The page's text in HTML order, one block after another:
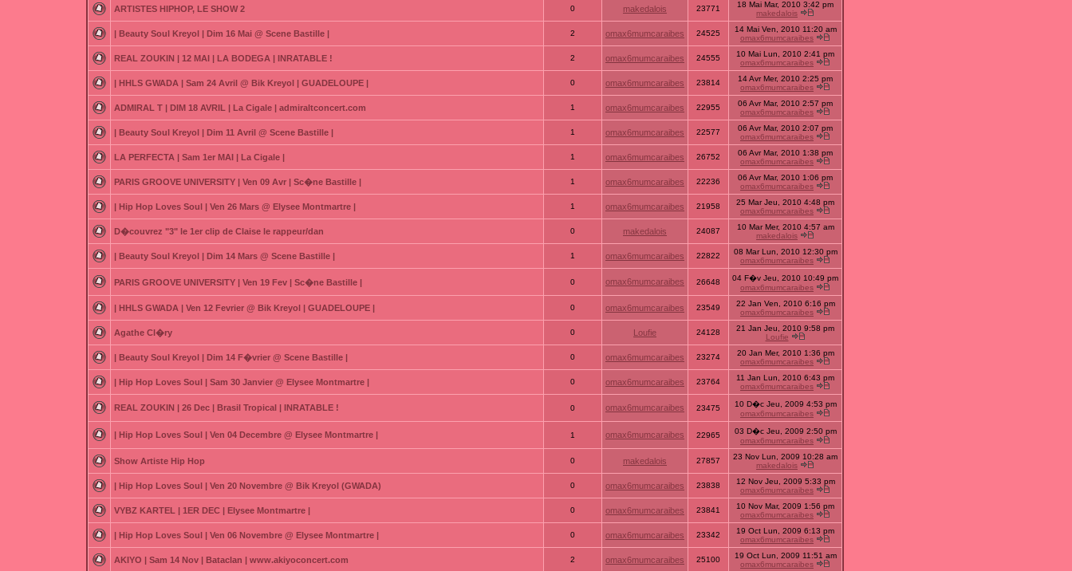
ARTISTES HIPHOP, LE SHOW 2 0 makedalois 23771
18 Mai Mar, 2010 3:42 pm
makedalois
| Beauty Soul Kreyol | Dim 16 Mai @ Scene Bastille | 2 omax6mumcaraibes 24525
14 Mai Ven, 2010 11:20 am
omax6mumcaraibes
REAL ZOUKIN | 12 MAI | LA BODEGA | INRATABLE ! 2 omax6mumcaraibes 24555
10 Mai Lun, 2010 2:41 pm
omax6mumcaraibes
| HHLS GWADA | Sam 24 Avril @ Bik Kreyol | GUADELOUPE | 0 omax6mumcaraibes 23814
14 Avr Mer, 2010 2:25 pm
omax6mumcaraibes
ADMIRAL T | DIM 18 AVRIL | La Cigale | admiraltconcert.com 1 omax6mumcaraibes 22955
06 Avr Mar, 2010 2:57 pm
omax6mumcaraibes
| Beauty Soul Kreyol | Dim 11 Avril @ Scene Bastille | 1 omax6mumcaraibes 22577
06 Avr Mar, 2010 2:07 pm
omax6mumcaraibes
LA PERFECTA | Sam 1er MAI | La Cigale | 1 omax6mumcaraibes 26752
06 Avr Mar, 2010 1:38 pm
omax6mumcaraibes
PARIS GROOVE UNIVERSITY | Ven 09 Avr | Sc�ne Bastille | 1 omax6mumcaraibes 22236
06 Avr Mar, 2010 1:06 pm
omax6mumcaraibes
| Hip Hop Loves Soul | Ven 26 Mars @ Elysee Montmartre | 1 omax6mumcaraibes 21958
25 Mar Jeu, 2010 4:48 pm
omax6mumcaraibes
D�couvrez "3" le 1er clip de Claise le rappeur/dan 0 makedalois 24087
10 Mar Mer, 2010 4:57 am
makedalois
| Beauty Soul Kreyol | Dim 14 Mars @ Scene Bastille | 1 omax6mumcaraibes 22822
08 Mar Lun, 2010 12:30 pm
omax6mumcaraibes
PARIS GROOVE UNIVERSITY | Ven 19 Fev | Sc�ne Bastille | 0 omax6mumcaraibes 26648
04 F�v Jeu, 2010 10:49 pm
omax6mumcaraibes
| HHLS GWADA | Ven 12 Fevrier @ Bik Kreyol | GUADELOUPE | 0 omax6mumcaraibes 23549
22 Jan Ven, 2010 6:16 pm
omax6mumcaraibes
Agathe Cl�ry 0 Loufie 24128
21 Jan Jeu, 2010 9:58 pm
Loufie
| Beauty Soul Kreyol | Dim 14 F�vrier @ Scene Bastille | 0 omax6mumcaraibes 23274
20 Jan Mer, 2010 1:36 pm
omax6mumcaraibes
| Hip Hop Loves Soul | Sam 30 Janvier @ Elysee Montmartre | 0 omax6mumcaraibes 23764
11 Jan Lun, 2010 6:43 pm
omax6mumcaraibes
REAL ZOUKIN | 26 Dec | Brasil Tropical | INRATABLE ! 0 omax6mumcaraibes 23475
10 D�c Jeu, 2009 4:53 pm
omax6mumcaraibes
| Hip Hop Loves Soul | Ven 04 Decembre @ Elysee Montmartre | 1 omax6mumcaraibes 22965
03 D�c Jeu, 2009 2:50 pm
omax6mumcaraibes
Show Artiste Hip Hop 0 makedalois 27857
23 Nov Lun, 2009 10:28 am
makedalois
| Hip Hop Loves Soul | Ven 20 Novembre @ Bik Kreyol (GWADA) 0 omax6mumcaraibes 23838
12 Nov Jeu, 2009 5:33 pm
omax6mumcaraibes
VYBZ KARTEL | 1ER DEC | Elysee Montmartre | 0 omax6mumcaraibes 23841
10 Nov Mar, 2009 1:56 pm
omax6mumcaraibes
| Hip Hop Loves Soul | Ven 06 Novembre @ Elysee Montmartre | 0 omax6mumcaraibes 23342
19 Oct Lun, 2009 6:13 pm
omax6mumcaraibes
AKIYO | Sam 14 Nov | Bataclan | www.akiyoconcert.com 2 omax6mumcaraibes 25100
19 Oct Lun, 2009 11:51 am
omax6mumcaraibes